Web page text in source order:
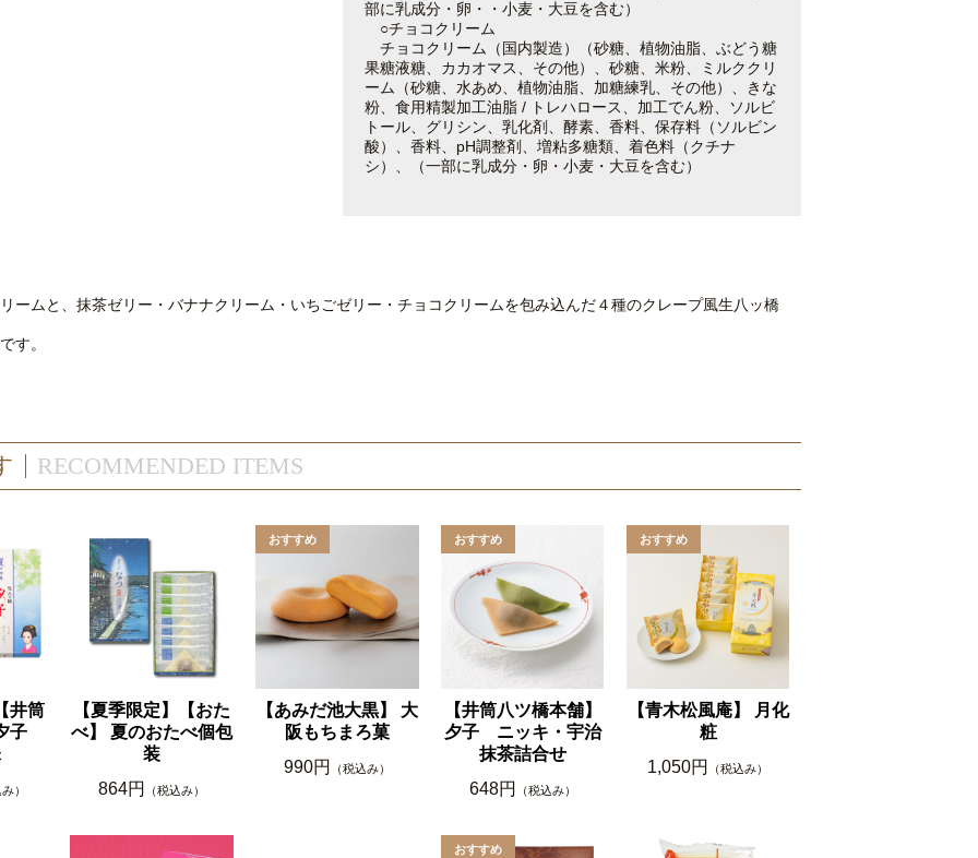
部に乳成分・卵・・小麦・大豆を含む）
○チョコクリーム
チョコクリーム（国内製造）（砂糖、植物油脂、ぶどう糖
果糖液糖、カカオマス、その他）、砂糖、米粉、ミルククリ
ーム（砂糖、水あめ、植物油脂、加糖練乳、その他）、きな
粉、食用精製加工油脂 / トレハロース、加工でん粉、ソルビ
トール、グリシン、乳化剤、酵素、香料、保存料（ソルビン
酸）、香料、pH調整剤、増粘多糖類、着色料（クチナ
シ）、（一部に乳成分・卵・小麦・大豆を含む）
ームと、抹茶ゼリー・バナナクリーム・いちごゼリー・チョコクリームを包み込んだ４種のクレープ風生八ッ橋
す。
RECOMMENDED ITEMS
井筒
子
）
【夏季限定】【おた
べ】 夏のおたべ個包
装
864円
（税込み）
【あみだ池大黒】 大
阪もちまろ菓
990円
（税込み）
【井筒八ツ橋本舗】
夕子 ニッキ・宇治
抹茶詰合せ
648円
（税込み）
【青木松風庵】 月化
粧
1,050円
（税込み）